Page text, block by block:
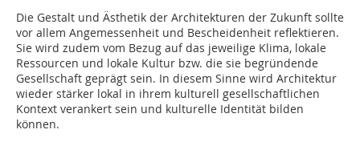
Die Gestalt und Ästhetik der Architekturen der Zukunft sollte
vor allem Angemessenheit und Bescheidenheit reflektieren.
Sie wird zudem vom Bezug auf das jeweilige Klima, lokale
Ressourcen und lokale Kultur bzw. die sie begründende
Gesellschaft geprägt sein. In diesem Sinne wird Architektur
wieder stärker lokal in ihrem kulturell gesellschaftlichen
Kontext verankert sein und kulturelle Identität bilden
können.